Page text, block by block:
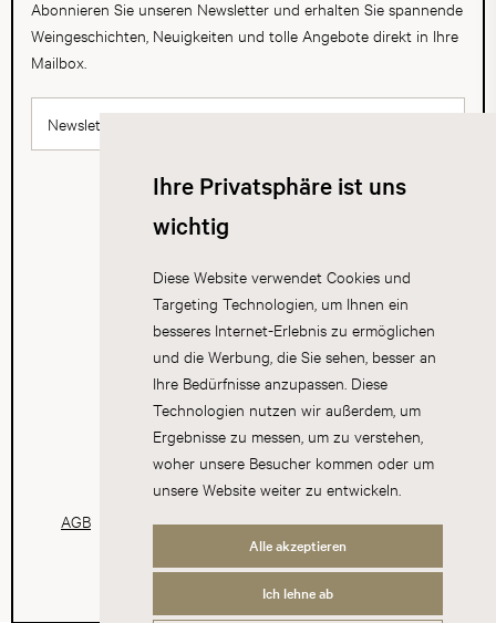
Ihre Privatsphäre ist uns
wichtig
Diese Website verwendet Cookies und
Targeting Technologien, um Ihnen ein
besseres Internet-Erlebnis zu ermöglichen
und die Werbung, die Sie sehen, besser an
Ihre Bedürfnisse anzupassen. Diese
Technologien nutzen wir außerdem, um
Ergebnisse zu messen, um zu verstehen,
woher unsere Besucher kommen oder um
unsere Website weiter zu entwickeln.
Alle akzeptieren
Ich lehne ab
Abonnieren Sie unseren Newsletter und erhalten Sie spannende
Weingeschichten, Neuigkeiten und tolle Angebote direkt in Ihre
Mailbox.
Newsletter abonnieren
AGB Datenschutz Impressum Cookies